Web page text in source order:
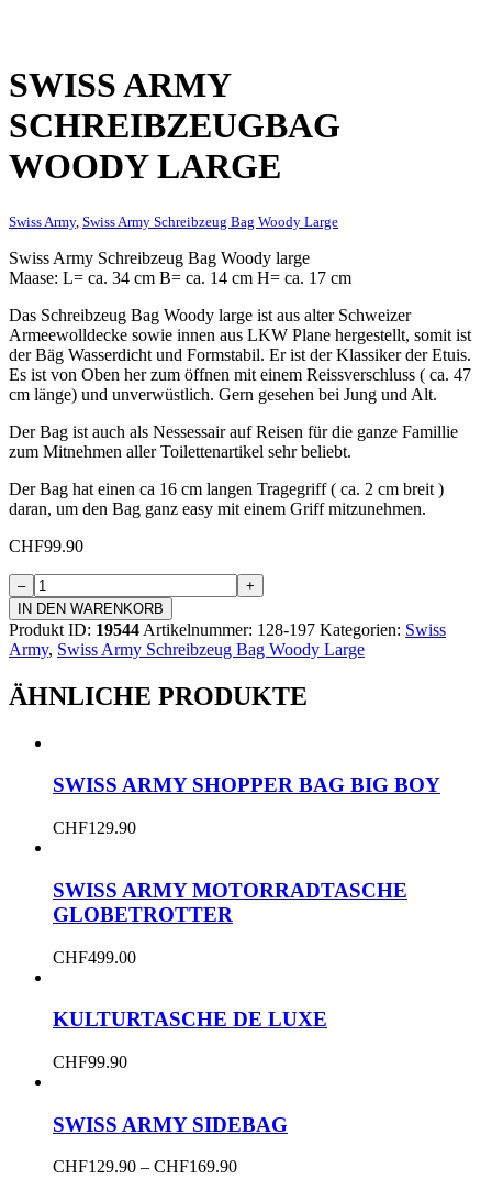
SWISS ARMY
SCHREIBZEUGBAG
WOODY LARGE
Swiss Army, Swiss Army Schreibzeug Bag Woody Large
Swiss Army Schreibzeug Bag Woody large
Maase: L= ca. 34 cm B= ca. 14 cm H= ca. 17 cm
Das Schreibzeug Bag Woody large ist aus alter Schweizer
Armeewolldecke sowie innen aus LKW Plane hergestellt, somit ist
der Bäg Wasserdicht und Formstabil. Er ist der Klassiker der Etuis.
Es ist von Oben her zum öffnen mit einem Reissverschluss ( ca. 47
cm länge) und unverwüstlich. Gern gesehen bei Jung und Alt.
Der Bag ist auch als Nessessair auf Reisen für die ganze Famillie
zum Mitnehmen aller Toilettenartikel sehr beliebt.
Der Bag hat einen ca 16 cm langen Tragegriff ( ca. 2 cm breit )
daran, um den Bag ganz easy mit einem Griff mitzunehmen.
CHF99.90
Swiss
Army
Schreibzeugbag
Woody
Large
Menge
IN DEN WARENKORB
Produkt ID: 19544 Artikelnummer: 128-197 Kategorien: Swiss
Army, Swiss Army Schreibzeug Bag Woody Large
ÄHNLICHE PRODUKTE
SWISS ARMY SHOPPER BAG BIG BOY
CHF129.90
SWISS ARMY MOTORRADTASCHE
GLOBETROTTER
CHF499.00
KULTURTASCHE DE LUXE
CHF99.90
SWISS ARMY SIDEBAG
Dieses
CHF129.90 – CHF169.90Price